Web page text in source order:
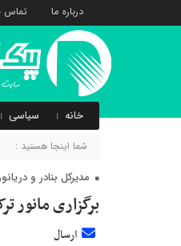
درباره ما تماس
خانه سیاسی
شما اینجا هستید :
مدیرکل بنادر و
برگزاری مانور
ارسال